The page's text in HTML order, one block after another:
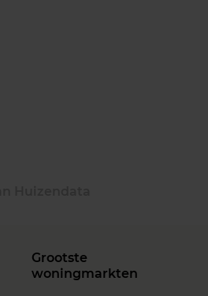
Grootste
woningmarkten